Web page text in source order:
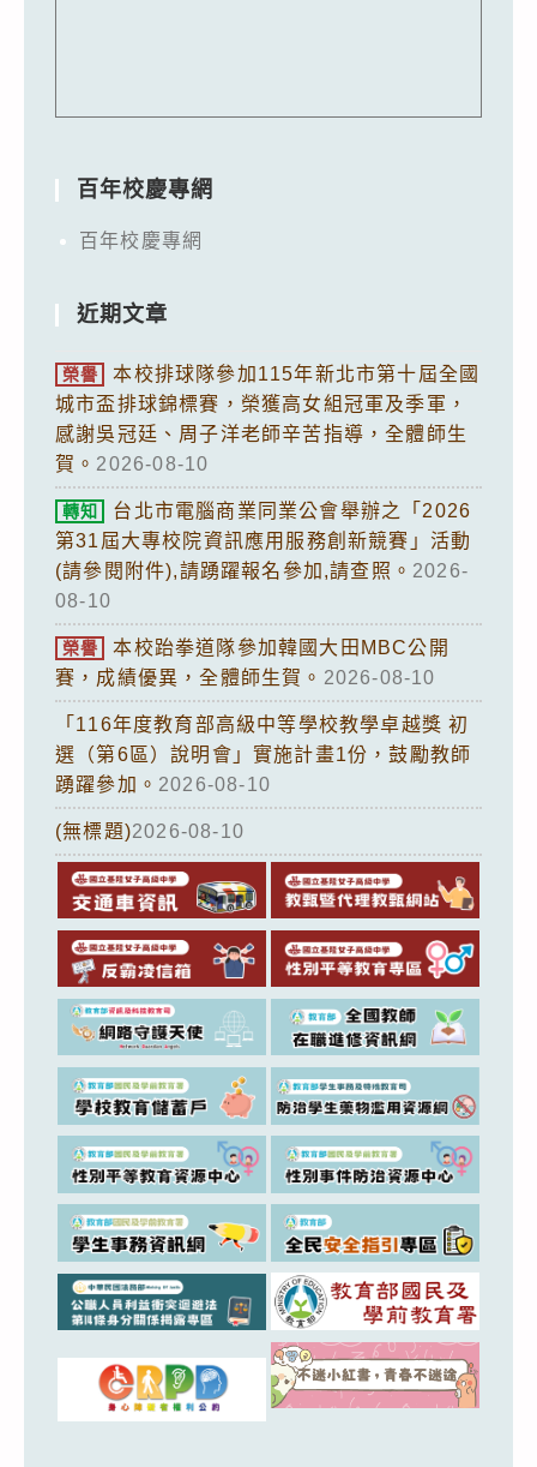
百年校慶專網
百年校慶專網
近期文章
榮譽
本校排球隊參加115年新北市第十屆全國
城市盃排球錦標賽，榮獲高女組冠軍及季軍，
感謝吳冠廷、周子洋老師辛苦指導，全體師生
賀。 2026-08-10
轉知
台北市電腦商業同業公會舉辦之「2026
第31屆大專校院資訊應用服務創新競賽」活動
(請參閱附件),請踴躍報名參加,請查照。 2026-
08-10
榮譽
本校跆拳道隊參加韓國大田MBC公開
賽，成績優異，全體師生賀。 2026-08-10
「116年度教育部高級中等學校教學卓越獎 初
選（第6區）說明會」實施計畫1份，鼓勵教師
踴躍參加。 2026-08-10
(無標題)2026-08-10